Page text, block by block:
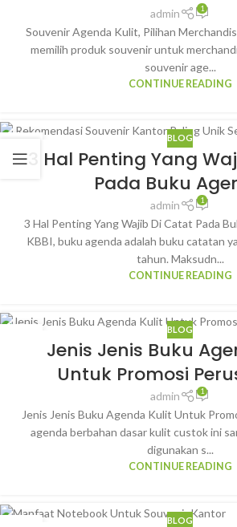
admin 1
Souvenir Agenda Kulit, Pilihan
memilih produk souvenir untuk
souvenir age...
CONTINUE READING
SEP
BLOG
3 Hal Penting Yang
Pada Buku
admin 1
3 Hal Penting Yang Wajib Di Catat Pada
KBBI, buku agenda adalah buku catatan
tahun. Maksudn...
CONTINUE READING
BLOG
Jenis Jenis Buku
Untuk Promosi
admin 1
Jenis Jenis Buku Agenda Kulit Untuk
agenda berbahan dasar kulit custok ini
digunakan s...
CONTINUE READING
BLOG